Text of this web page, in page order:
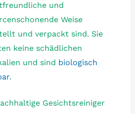
und
Weise
und verpackt sind. Sie
keine schädlichen
und sind biologisch
.
Gesichtsreiniger